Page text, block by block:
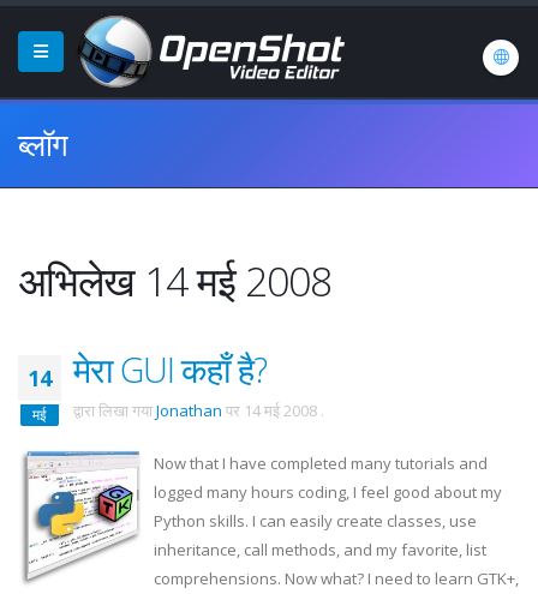
ब्लॉग
अभिलेख 14 मई 2008
14
मई
मेरा GUI कहाँ है?
द्वारा लिखा गयाJonathan पर 14 मई 2008 .
Now that I have completed many tutorials and
logged many hours coding, I feel good about my
Python skills. I can easily create classes, use
inheritance, call methods, and my favorite, list
comprehensions. Now what? I need to learn GTK+,